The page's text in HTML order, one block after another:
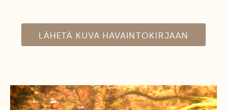
LÄHETÄ KUVA HAVAINTOKIRJAAN